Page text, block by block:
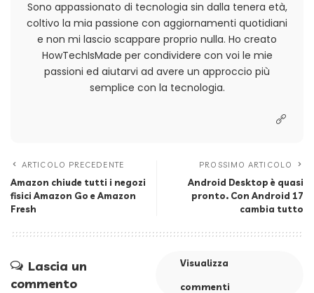
Sono appassionato di tecnologia sin dalla tenera età,
coltivo la mia passione con aggiornamenti quotidiani
e non mi lascio scappare proprio nulla. Ho creato
HowTechIsMade per condividere con voi le mie
passioni ed aiutarvi ad avere un approccio più
semplice con la tecnologia.
ARTICOLO PRECEDENTE
Amazon chiude tutti i negozi
fisici Amazon Go e Amazon
Fresh
PROSSIMO ARTICOLO
Android Desktop è quasi
pronto. Con Android 17
cambia tutto
Lascia un
commento
Visualizza
commenti